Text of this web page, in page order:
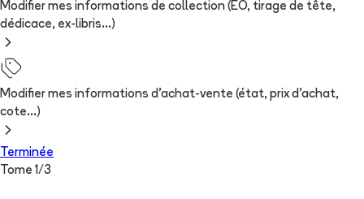
Modifier mes informations de collection (EO, tirage de tête,
dédicace, ex-libris...)
Modifier mes informations d'achat-vente (état, prix d'achat,
cote...)
Terminée
Tome 1/3